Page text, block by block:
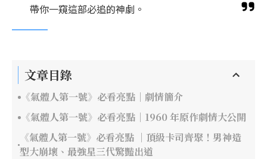
帶你一窺這部必追的神劇。
文章目錄
《氣體人第一號》必看亮點｜劇情簡介
《氣體人第一號》必看亮點｜1960 年原作劇情大公開
《氣體人第一號》必看亮點 ｜頂級卡司齊聚！男神造
型大崩壞、最強星三代驚豔出道